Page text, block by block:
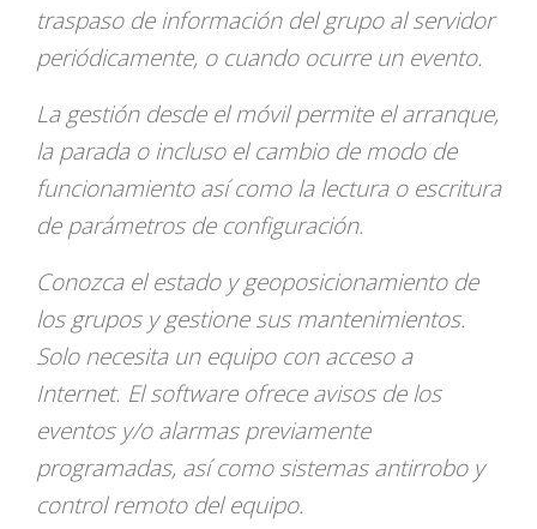
traspaso de información del grupo al servidor
periódicamente, o cuando ocurre un evento.
La gestión desde el móvil permite el arranque,
la parada o incluso el cambio de modo de
funcionamiento así como la lectura o escritura
de parámetros de configuración.
Conozca el estado y geoposicionamiento de
los grupos y gestione sus mantenimientos.
Solo necesita un equipo con acceso a
Internet. El software ofrece avisos de los
eventos y/o alarmas previamente
programadas, así como sistemas antirrobo y
control remoto del equipo.